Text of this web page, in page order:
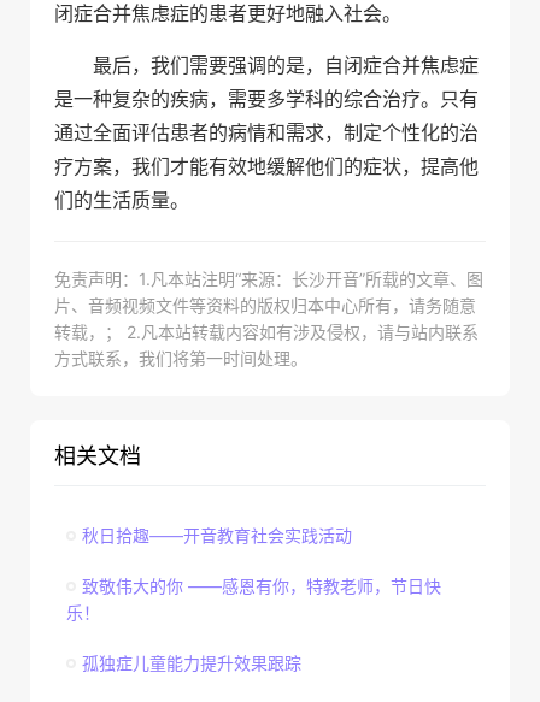
闭症合并焦虑症的患者更好地融入社会。
最后，我们需要强调的是，自闭症合并焦虑症
是一种复杂的疾病，需要多学科的综合治疗。只有
通过全面评估患者的病情和需求，制定个性化的治
疗方案，我们才能有效地缓解他们的症状，提高他
们的生活质量。
免责声明：1.凡本站注明“来源：长沙开音”所载的文章、图
片、音频视频文件等资料的版权归本中心所有，请务随意
转载，； 2.凡本站转载内容如有涉及侵权，请与站内联系
方式联系，我们将第一时间处理。
相关文档
秋日拾趣——开音教育社会实践活动
致敬伟大的你 ——感恩有你，特教老师，节日快
乐！
孤独症儿童能力提升效果跟踪